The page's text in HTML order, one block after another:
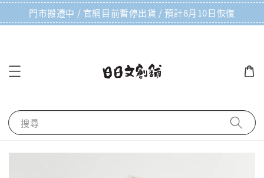
門市搬遷中 / 官網目前暫停出貨 / 預計8月10日恢復
搜尋